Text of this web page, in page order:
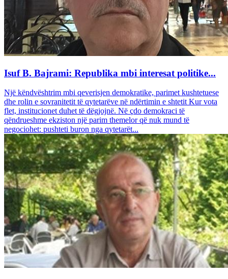
Isuf B. Bajrami: Republika mbi interesat politike...
Një këndvështrim mbi qeverisjen demokratike, parimet kushtetuese
dhe rolin e sovranitetit të qytetarëve në ndërtimin e shtetit Kur vota
flet, institucionet duhet të dëgjojnë. Në çdo demokraci të
qëndrueshme ekziston një parim themelor që nuk mund të
negociohet: pushteti buron nga qytetarët...